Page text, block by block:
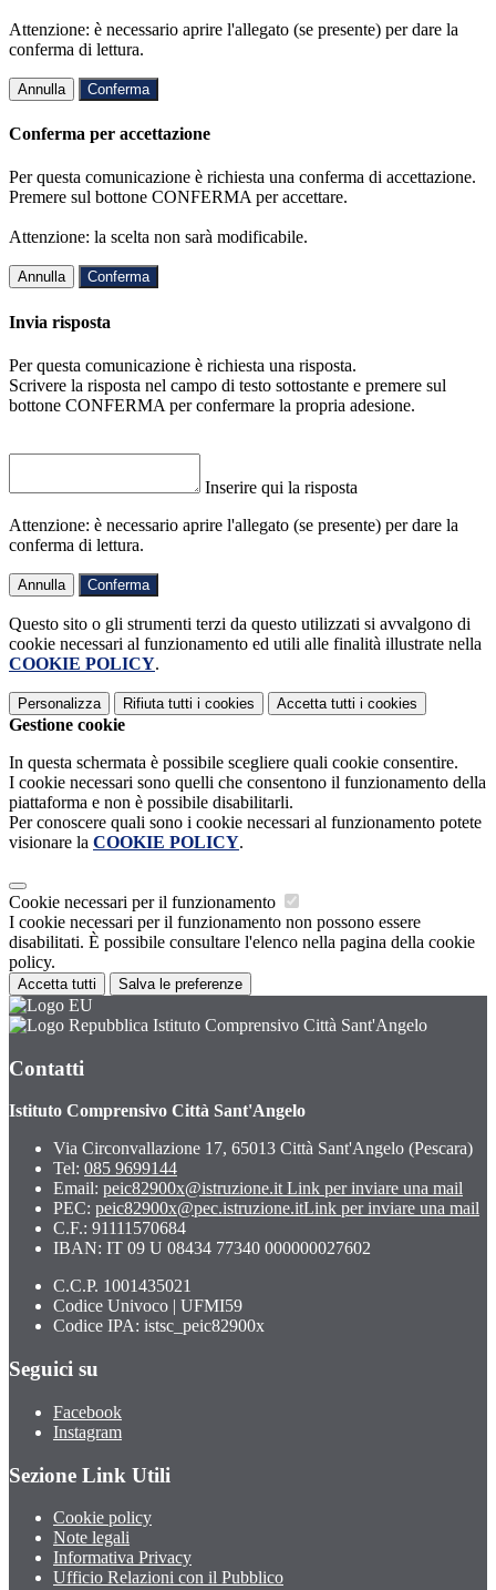
Attenzione: è necessario aprire l'allegato (se presente) per dare la
conferma di lettura.
Annulla Conferma
Conferma per accettazione
Per questa comunicazione è richiesta una conferma di accettazione.
Premere sul bottone CONFERMA per accettare.
Attenzione: la scelta non sarà modificabile.
Annulla Conferma
Invia risposta
Per questa comunicazione è richiesta una risposta.
Scrivere la risposta nel campo di testo sottostante e premere sul
bottone CONFERMA per confermare la propria adesione.
Inserire qui la risposta
Attenzione: è necessario aprire l'allegato (se presente) per dare la
conferma di lettura.
Annulla Conferma
Questo sito o gli strumenti terzi da questo utilizzati si avvalgono di
cookie necessari al funzionamento ed utili alle finalità illustrate nella
COOKIE POLICY.
Personalizza Rifiuta tutti i cookies Accetta tutti i cookies
Gestione cookie
In questa schermata è possibile scegliere quali cookie consentire.
I cookie necessari sono quelli che consentono il funzionamento della
piattaforma e non è possibile disabilitarli.
Per conoscere quali sono i cookie necessari al funzionamento potete
visionare la COOKIE POLICY.
Cookie necessari per il funzionamento
I cookie necessari per il funzionamento non possono essere
disabilitati. È possibile consultare l'elenco nella pagina della cookie
policy.
Accetta tutti Salva le preferenze
Istituto Comprensivo Città Sant'Angelo
Contatti
Istituto Comprensivo Città Sant'Angelo
Via Circonvallazione 17, 65013 Città Sant'Angelo (Pescara)
Tel: 085 9699144
Email: peic82900x@istruzione.itLink per inviare una mail
PEC: peic82900x@pec.istruzione.itLink per inviare una mail
C.F.: 91111570684
IBAN: IT 09 U 08434 77340 000000027602
C.C.P. 1001435021
Codice Univoco | UFMI59
Codice IPA: istsc_peic82900x
Seguici su
Facebook
Instagram
Sezione Link Utili
Cookie policy
Note legali
Informativa Privacy
Ufficio Relazioni con il Pubblico